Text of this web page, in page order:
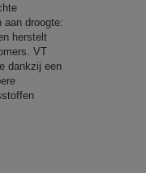
aan droogte:
herstelt
VT
dankzij een